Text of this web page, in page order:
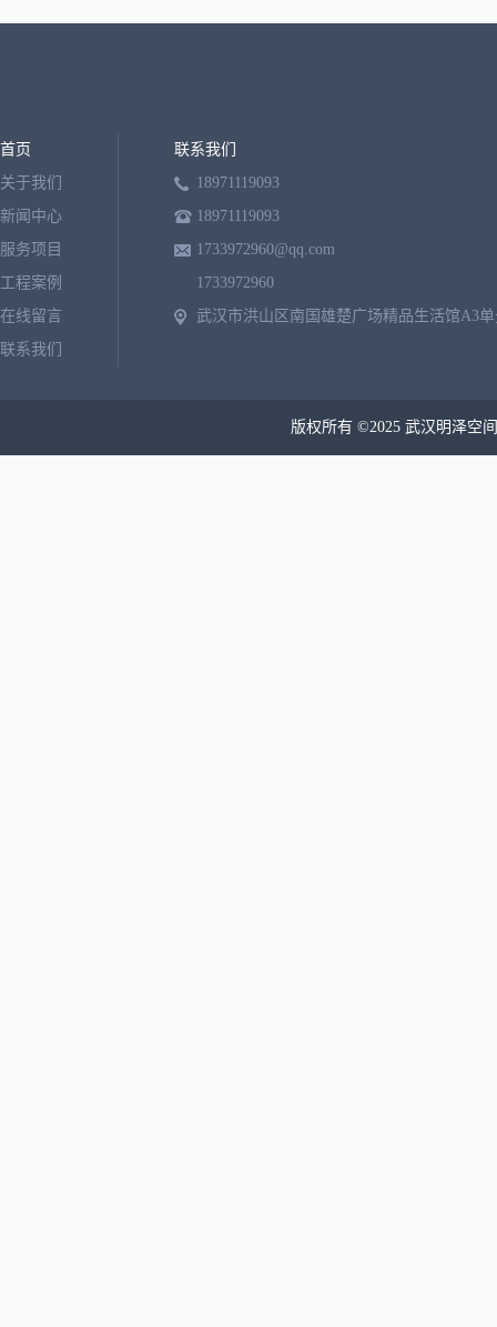
首页
关于我们
新闻中心
服务项目
工程案例
在线留言
联系我们
联系我们
18971119093
18971119093
1733972960@qq.com
1733972960
武汉市洪山区南国雄楚广场精品生活馆A3单
版权所有 ©2025 武汉明泽空